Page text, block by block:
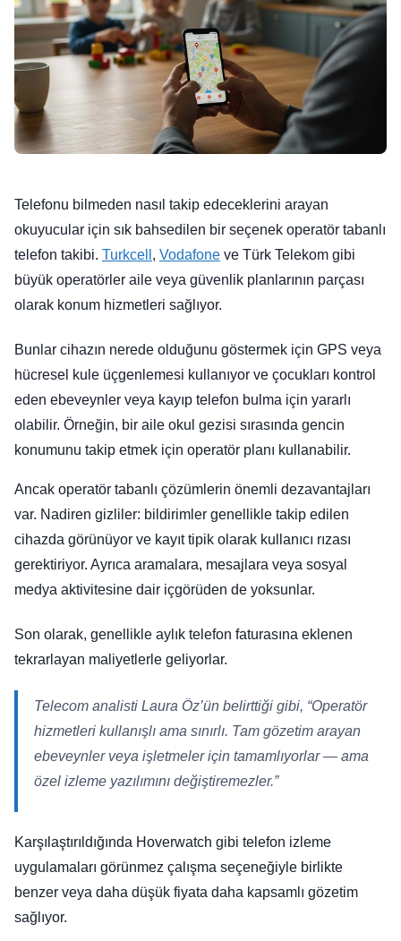
Telefonu bilmeden nasıl takip edeceklerini arayan
okuyucular için sık bahsedilen bir seçenek operatör tabanlı
telefon takibi. Turkcell , Vodafone ve Türk Telekom gibi
büyük operatörler aile veya güvenlik planlarının parçası
olarak konum hizmetleri sağlıyor.
Bunlar cihazın nerede olduğunu göstermek için GPS veya
hücresel kule üçgenlemesi kullanıyor ve çocukları kontrol
eden ebeveynler veya kayıp telefon bulma için yararlı
olabilir. Örneğin, bir aile okul gezisi sırasında gencin
konumunu takip etmek için operatör planı kullanabilir.
Ancak operatör tabanlı çözümlerin önemli dezavantajları
var. Nadiren gizliler: bildirimler genellikle takip edilen
cihazda görünüyor ve kayıt tipik olarak kullanıcı rızası
gerektiriyor. Ayrıca aramalara, mesajlara veya sosyal
medya aktivitesine dair içgörüden de yoksunlar.
Son olarak, genellikle aylık telefon faturasına eklenen
tekrarlayan maliyetlerle geliyorlar.
Telecom analisti Laura Öz’ün belirttiği gibi, “Operatör
hizmetleri kullanışlı ama sınırlı. Tam gözetim arayan
ebeveynler veya işletmeler için tamamlıyorlar — ama
özel izleme yazılımını değiştiremezler.”
Karşılaştırıldığında Hoverwatch gibi telefon izleme
uygulamaları görünmez çalışma seçeneğiyle birlikte
benzer veya daha düşük fiyata daha kapsamlı gözetim
sağlıyor.